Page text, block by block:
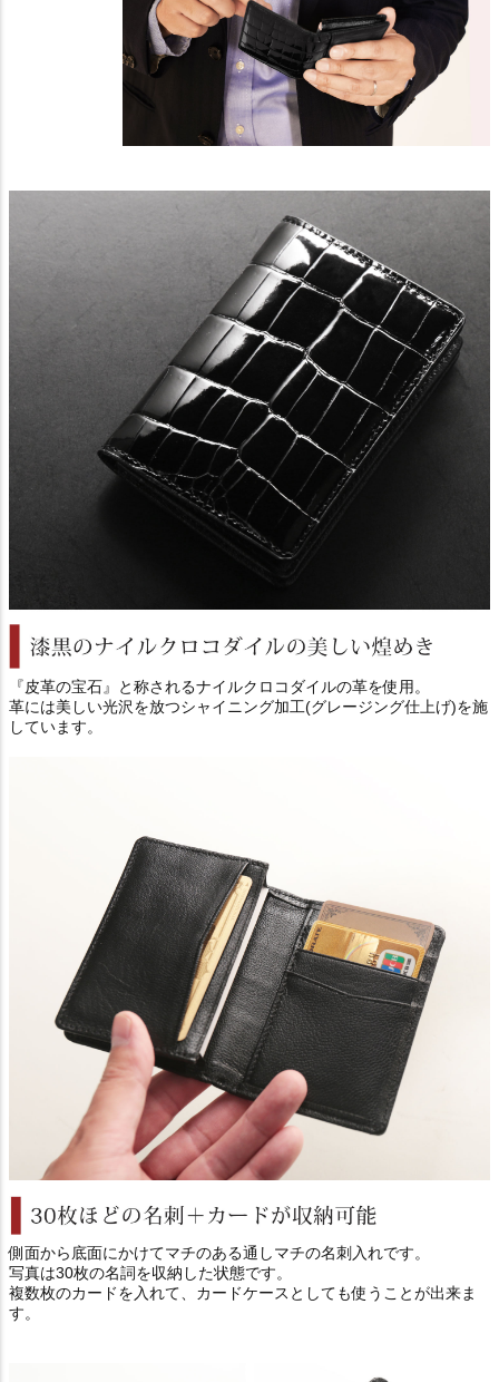
『皮革の宝石』と称されるナイルクロコダイルの革を使用。
革には美しい光沢を放つシャイニング加工(グレージング仕上げ)を施
しています。
側面から底面にかけてマチのある通しマチの名刺入れです。
写真は30枚の名詞を収納した状態です。
複数枚のカードを入れて、カードケースとしても使うことが出来ま
す。